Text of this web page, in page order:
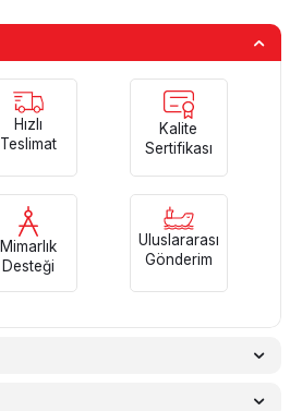
Hızlı
Teslimat
Kalite
Sertifikası
Mimarlık
Desteği
Uluslararası
Gönderim